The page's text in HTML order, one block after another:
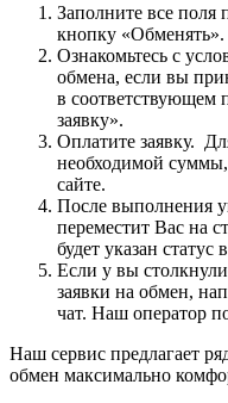
Заполните все
кнопку «Обменять».
Ознакомьтесь с
обмена, если вы
в соответствующем
заявку».
Оплатите заявку.
необходимой
сайте.
После выполнения
переместит Вас на
будет указан статус
Если у вы
заявки на обмен,
чат. Наш оператор
Наш сервис предлагает
обмен максимально